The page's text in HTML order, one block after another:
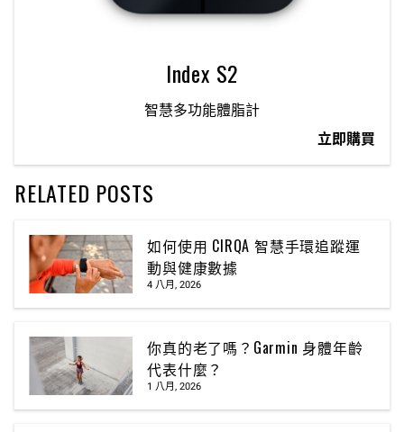
Index S2
智慧多功能體脂計
立即購買
RELATED POSTS
如何使用 CIRQA 智慧手環追蹤運
動與健康數據
4 八月, 2026
你真的老了嗎？Garmin 身體年齡
代表什麼？
1 八月, 2026